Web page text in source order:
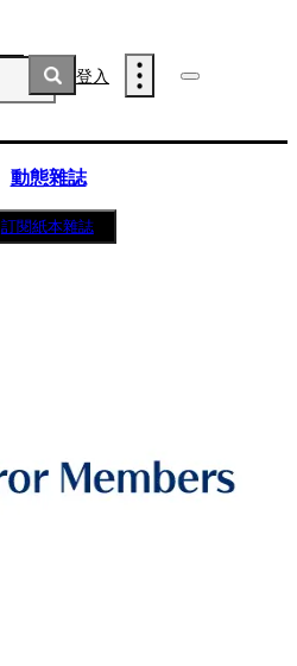
登入
動態雜誌
訂閱紙本雜誌